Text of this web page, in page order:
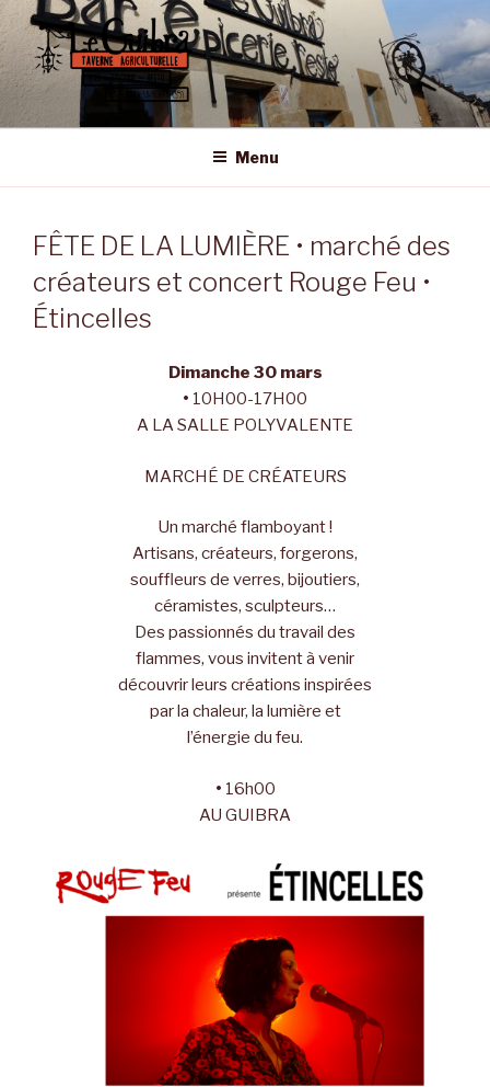
Aller
au
contenu
principal
LE GUIBRA – ST SULPICE LA
Taverne Agriculturelle • Bar – Epicerie – Resto
Menu
FÊTE DE LA LUMIÈRE • marché des
créateurs et concert Rouge Feu •
Étincelles
Dimanche 30 mars
• 10H00-17H00
A LA SALLE POLYVALENTE
MARCHÉ DE CRÉATEURS
Un marché flamboyant !
Artisans, créateurs, forgerons,
souffleurs de verres, bijoutiers,
céramistes, sculpteurs…
Des passionnés du travail des
flammes, vous invitent à venir
découvrir leurs créations inspirées
par la chaleur, la lumière et
l’énergie du feu.
• 16h00
AU GUIBRA